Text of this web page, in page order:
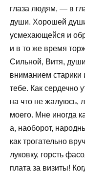
глаза людям, — в
души. Хорошей
усмехающейся и
и в то же время
Сильной, Витя,
вниманием старики
тебе. Как сердечно
на что не жалуюсь,
моего. Мне иногда
а, наоборот,
как трогательно
луковку, горсть
плата за визиты!